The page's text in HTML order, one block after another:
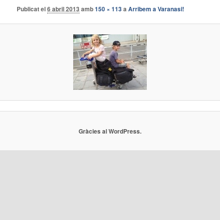
Publicat el6 abril 2013 amb150 × 113aArribem a Varanasi!
Gràcies al WordPress.